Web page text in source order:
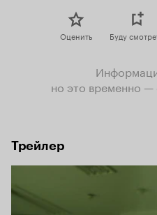
Оценить Буду
но это временно —
Трейлер